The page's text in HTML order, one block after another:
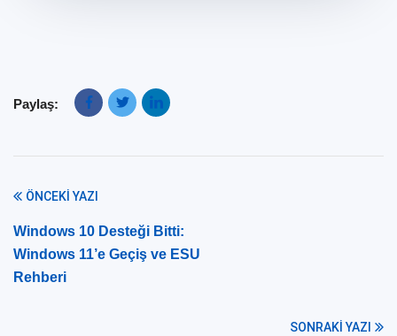
Paylaş:
ÖNCEKI YAZI
Windows 10 Desteği Bitti:
Windows 11’e Geçiş ve ESU
Rehberi
SONRAKI YAZI